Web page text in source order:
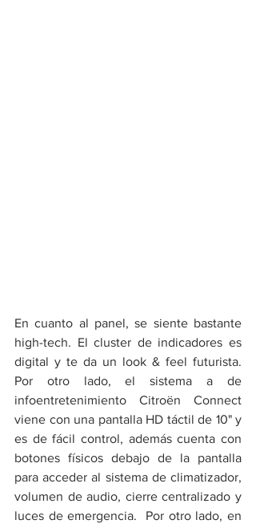
En cuanto al panel, se siente bastante
high-tech. El cluster de indicadores es
digital y te da un look & feel futurista.
Por otro lado, el sistema a de
infoentretenimiento Citroën Connect
viene con una pantalla HD táctil de 10" y
es de fácil control, además cuenta con
botones físicos debajo de la pantalla
para acceder al sistema de climatizador,
volumen de audio, cierre centralizado y
luces de emergencia.  Por otro lado, en